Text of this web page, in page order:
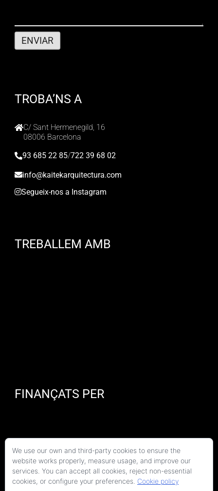
TROBA’NS A
C/ Sant Hermenegild, 16
08006 Barcelona
93 685 22 85/722 39 68 02
info@kaitekarquitectura.com
Segueix-nos a Instagram
TREBALLEM AMB
FINANÇATS PER
We use our own and third-party cookies to ensure the
website works properly, measure usage, and improve our
services. You can accept all cookies, reject non-essential
cookies, or configure your preferences. Cookie policy